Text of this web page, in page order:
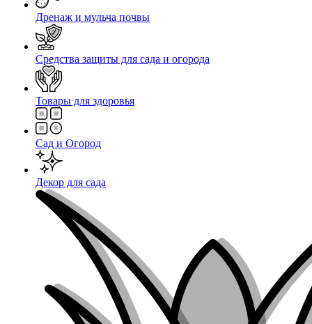
Дренаж и мульча почвы
Средства защиты для сада и огорода
Товары для здоровья
Сад и Огород
Декор для сада